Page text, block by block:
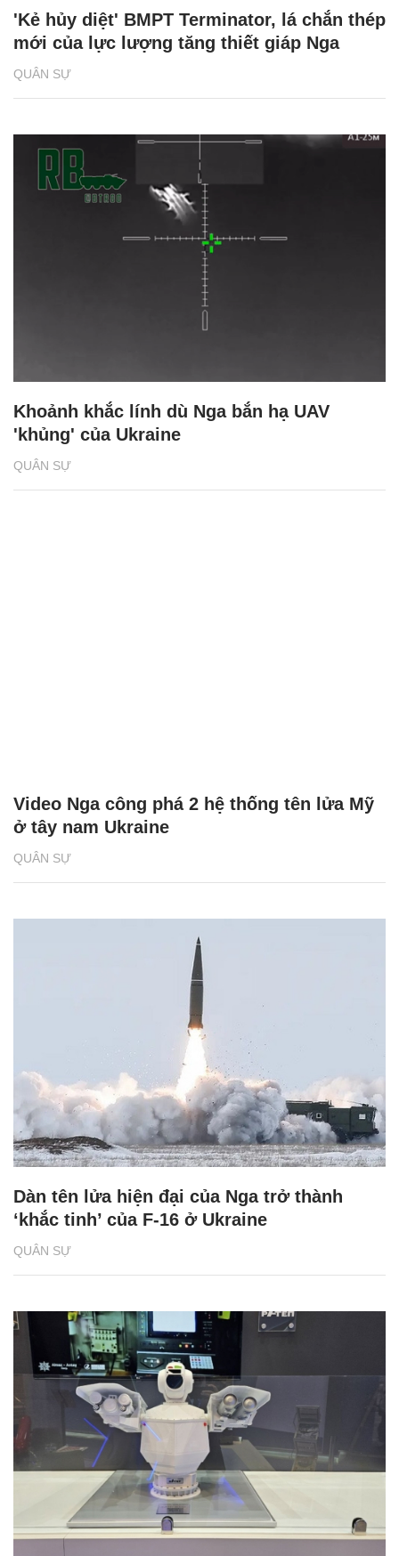
QUÂN SỰ
'Kẻ hủy diệt' BMPT Terminator, lá chắn thép
mới của lực lượng tăng thiết giáp Nga
QUÂN SỰ
Khoảnh khắc lính dù Nga bắn hạ UAV
'khủng' của Ukraine
QUÂN SỰ
Video Nga công phá 2 hệ thống tên lửa Mỹ
ở tây nam Ukraine
QUÂN SỰ
Dàn tên lửa hiện đại của Nga trở thành
‘khắc tinh’ của F-16 ở Ukraine